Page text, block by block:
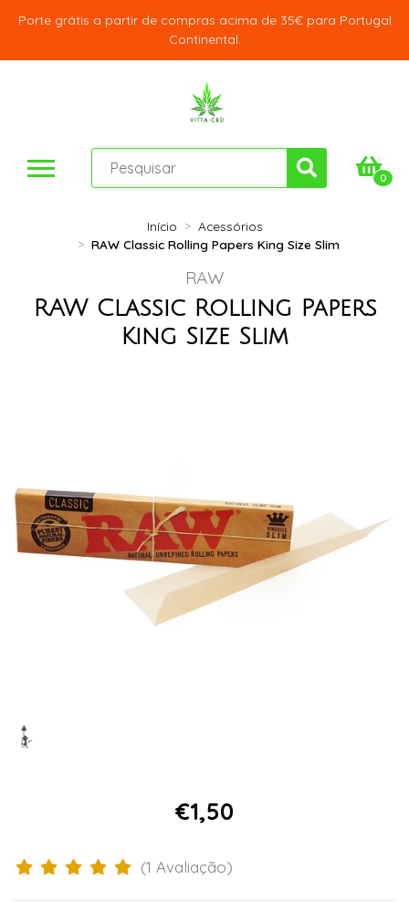
Porte grátis a partir de compras acima de 35€ para Portugal
Continental.
0
Início
Acessórios
RAW Classic Rolling Papers King Size Slim
RAW
RAW Classic Rolling Papers
King Size Slim
€1,50
(1 Avaliação)